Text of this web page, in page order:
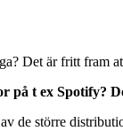
Det är fritt fram
t ex Spotify?
de större